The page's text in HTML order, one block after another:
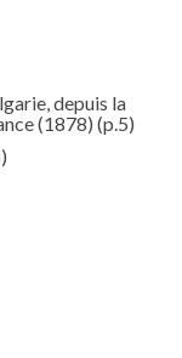
depuis la
(1878) (p.5)